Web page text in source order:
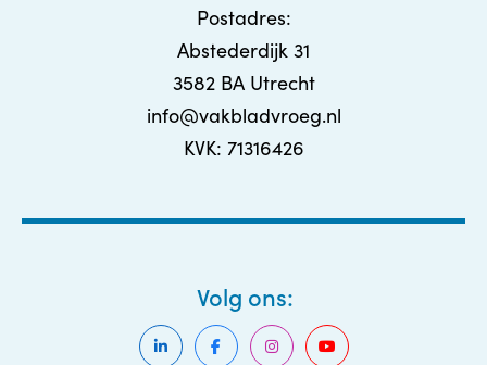
Postadres:
Abstederdijk 31
3582 BA Utrecht
info@vakbladvroeg.nl
KVK: 71316426
Volg ons: